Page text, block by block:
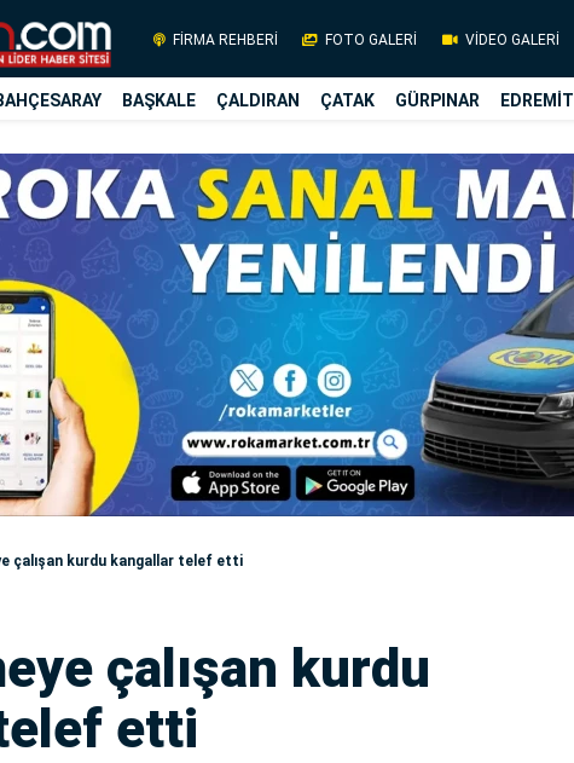
FİRMA REHBERİ FOTO GALERİ VİDEO GALERİ
BAŞKALE ÇALDIRAN ÇATAK GÜRPINAR EDREMİT
çalışan kurdu kangallar telef etti
çalışan kurdu
etti